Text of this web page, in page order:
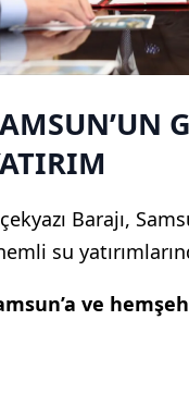
Barajı,
su
ve